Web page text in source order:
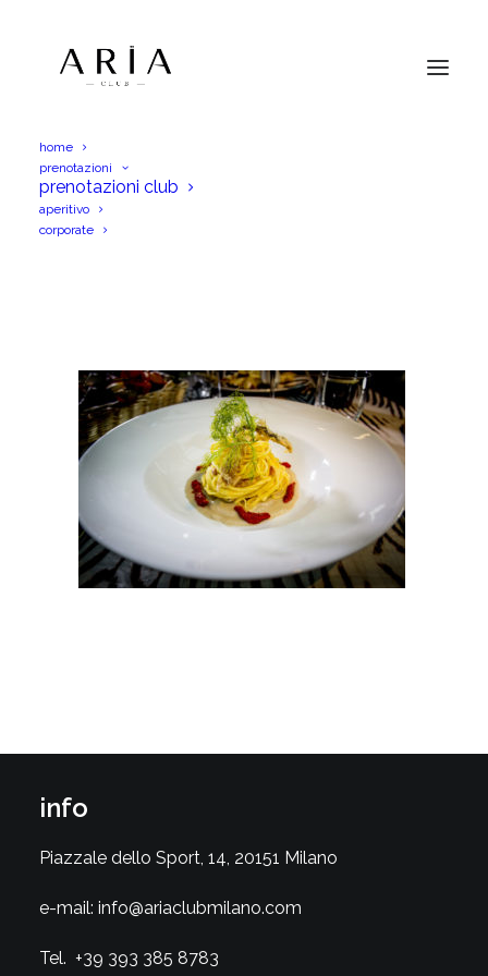
home
prenotazioni
prenotazioni club
aperitivo
corporate
Siganture-bg
info
Piazzale dello Sport, 14, 20151 Milano
e-mail: info@ariaclubmilano.com
Tel. +39 393 385 8783